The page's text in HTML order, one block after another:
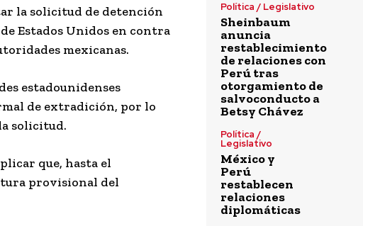
la solicitud de detención
Estados Unidos en contra
mexicanas.
estadounidenses
de extradición, por lo
solicitud.
que, hasta el
provisional del
Política / Legislativo
Sheinbaum
anuncia
restablecimiento
de relaciones con
Perú tras
otorgamiento de
salvoconducto a
Betsy Chávez
Política /
Legislativo
México y
Perú
restablecen
relaciones
diplomáticas